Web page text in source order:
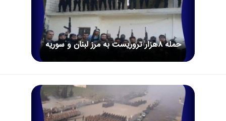
حمله 8هزار تروریست به مرز لبنان و سوریه